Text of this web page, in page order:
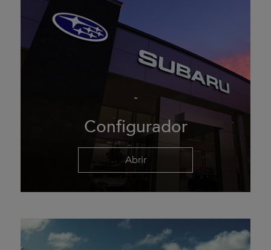
Configurador
Abrir